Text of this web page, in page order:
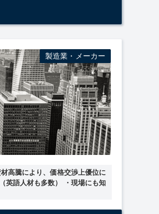
製造業・メーカー
高騰により、価格交渉上優位に
英語人材も多数） ・現場にも知